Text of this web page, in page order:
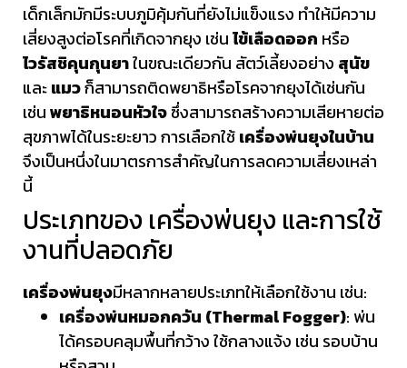
เด็กเล็กมักมีระบบภูมิคุ้มกันที่ยังไม่แข็งแรง ทำให้มีความ
เสี่ยงสูงต่อโรคที่เกิดจากยุง เช่นไข้เลือดออก หรือ
ไวรัสชิคุนกุนยาในขณะเดียวกัน สัตว์เลี้ยงอย่าง สุนัข
และแมวก็สามารถติดพยาธิหรือโรคจากยุงได้เช่นกัน
เช่นพยาธิหนอนหัวใจซึ่งสามารถสร้างความเสียหายต่อ
สุขภาพได้ในระยะยาว การเลือกใช้เครื่องพ่นยุงในบ้าน
จึงเป็นหนึ่งในมาตรการสำคัญในการลดความเสี่ยงเหล่า
นี้
ประเภทของ เครื่องพ่นยุง และการใช้
งานที่ปลอดภัย
เครื่องพ่นยุงมีหลากหลายประเภทให้เลือกใช้งาน เช่น:
เครื่องพ่นหมอกควัน (Thermal Fogger): พ่น
ได้ครอบคลุมพื้นที่กว้าง ใช้กลางแจ้ง เช่น รอบบ้าน